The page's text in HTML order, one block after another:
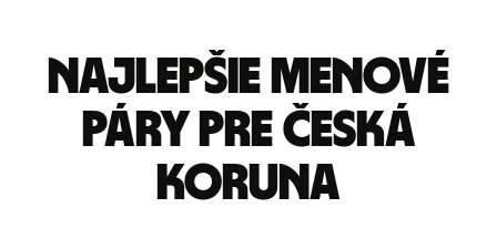
Najlepšie menové
páry pre Česká
koruna